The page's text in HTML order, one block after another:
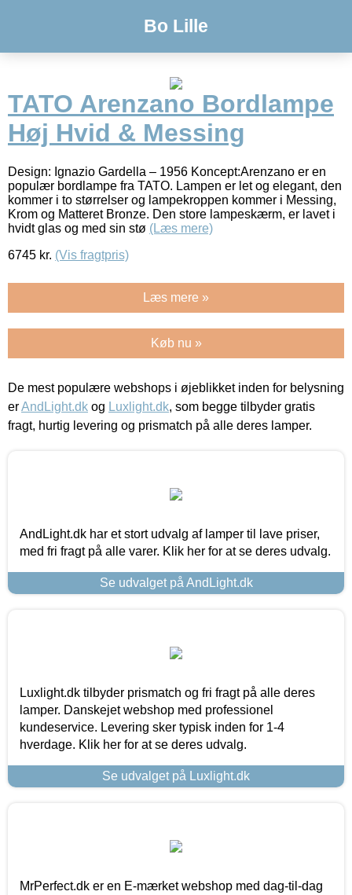
Bo Lille
TATO Arenzano Bordlampe
Høj Hvid & Messing
Design: Ignazio Gardella – 1956 Koncept:Arenzano er en
populær bordlampe fra TATO. Lampen er let og elegant, den
kommer i to størrelser og lampekroppen kommer i Messing,
Krom og Matteret Bronze. Den store lampeskærm, er lavet i
hvidt glas og med sin stø (Læs mere)
6745 kr. (Vis fragtpris)
Læs mere »
Køb nu »
De mest populære webshops i øjeblikket inden for belysning
erAndLight.dk og Luxlight.dk, som begge tilbyder gratis
fragt, hurtig levering og prismatch på alle deres lamper.
AndLight.dk har et stort udvalg af lamper til lave priser,
med fri fragt på alle varer. Klik her for at se deres udvalg.
Se udvalget på AndLight.dk
Luxlight.dk tilbyder prismatch og fri fragt på alle deres
lamper. Danskejet webshop med professionel
kundeservice. Levering sker typisk inden for 1-4
hverdage. Klik her for at se deres udvalg.
Se udvalget på Luxlight.dk
MrPerfect.dk er en E-mærket webshop med dag-til-dag